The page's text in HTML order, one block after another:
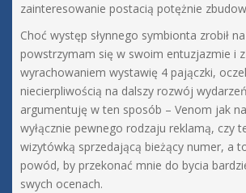
zainteresowanie postacią potężnie
Choć występ słynnego symbionta zrobił
powstrzymam się w swoim entuzjazmie i z
wyrachowaniem wystawię 4 pajączki,
niecierpliwością na dalszy rozwój
argumentuję w ten sposób – Venom jak
wyłącznie pewnego rodzaju reklamą, czy
wizytówką sprzedającą bieżący numer, a
powód, by przekonać mnie do bycia
swych ocenach.